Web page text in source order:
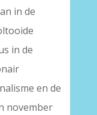
in de
in de
en de
november